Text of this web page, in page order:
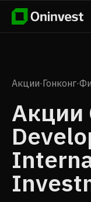
Акции·Гонконг·
Акции